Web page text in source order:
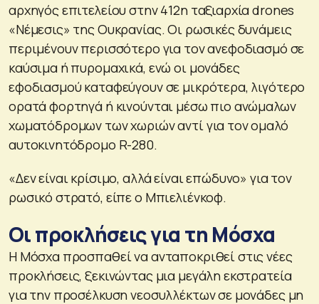
αρχηγός επιτελείου στην 412η ταξιαρχία drones
«Νέμεσις» της Ουκρανίας. Οι ρωσικές δυνάμεις
περιμένουν περισσότερο για τον ανεφοδιασμό σε
καύσιμα ή πυρομαχικά, ενώ οι μονάδες
εφοδιασμού καταφεύγουν σε μικρότερα, λιγότερο
ορατά φορτηγά ή κινούνται μέσω πιο ανώμαλων
χωματόδρομων των χωριών αντί για τον ομαλό
αυτοκινητόδρομο R-280.
«Δεν είναι κρίσιμο, αλλά είναι επώδυνο» για τον
ρωσικό στρατό, είπε ο Μπιελιένκοφ.
Οι προκλήσεις για τη Μόσχα
Η Μόσχα προσπαθεί να ανταποκριθεί στις νέες
προκλήσεις, ξεκινώντας μια μεγάλη εκστρατεία
για την προσέλκυση νεοσυλλέκτων σε μονάδες μη